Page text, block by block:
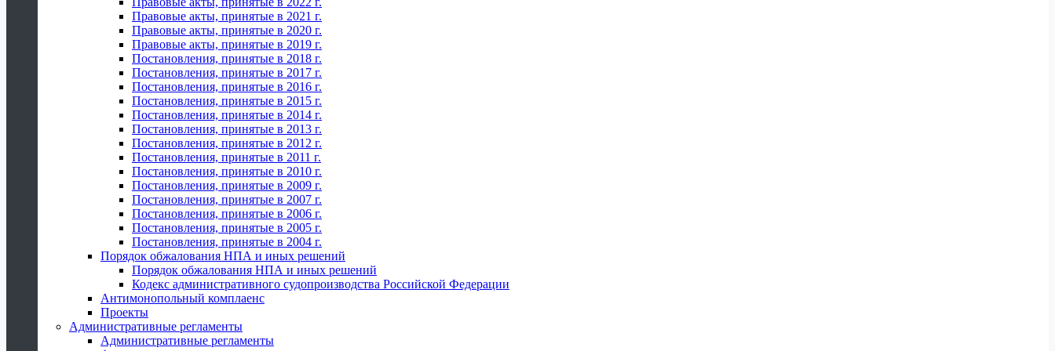
Правовые акты, принятые в 2021 г.
Правовые акты, принятые в 2020 г.
Правовые акты, принятые в 2019 г.
Постановления, принятые в 2018 г.
Постановления, принятые в 2017 г.
Постановления, принятые в 2016 г.
Постановления, принятые в 2015 г.
Постановления, принятые в 2014 г.
Постановления, принятые в 2013 г.
Постановления, принятые в 2012 г.
Постановления, принятые в 2011 г.
Постановления, принятые в 2010 г.
Постановления, принятые в 2009 г.
Постановления, принятые в 2007 г.
Постановления, принятые в 2006 г.
Постановления, принятые в 2005 г.
Постановления, принятые в 2004 г.
Порядок обжалования НПА и иных решений
Порядок обжалования НПА и иных решений
Кодекс административного судопроизводства Российской Федерации
Антимонопольный комплаенс
Проекты
Административные регламенты
Административные регламенты